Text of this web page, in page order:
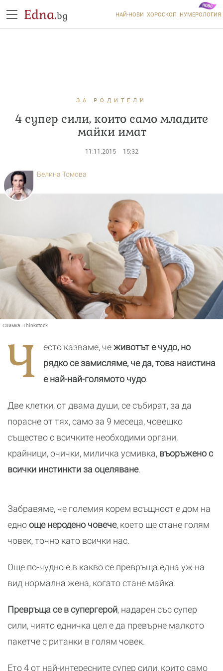
Edna.bg НАЙ-НОВИ ХОРОСКОП НУМЕРОЛОГИЯ
ЗА РОДИТЕЛИ
4 супер сили, които само младите
майки имат
11.11.2015 15:32
Снимка: Thinkstock
Велина Томова
Ч есто казваме, чеживотът е чудо, но
рядко се замисляме, че да, това наистина
е най-най-голямото чудо.
Две клетки, от двама души, се събират, за да
порасне от тях, само за 9 месеца, човешко
същество с всичките необходими органи,
крайници, очички, миличка усмивка, въоръжено с
всички инстинкти за оцеляване.
Забравяме, че големия корем всъщност е дом на
еднооще неродено човече, което ще стане голям
човек, точно като всички нас.
Още по-чудно е в какво се превръща една уж на
вид нормална жена, когато стане майка.
Превръща се в супергерой, надарен със супер
сили, чиято едничка цел е да превърне малкото
пакетче с ританки в голям човек.
Ето 4 от най-интересните супер сили, които само